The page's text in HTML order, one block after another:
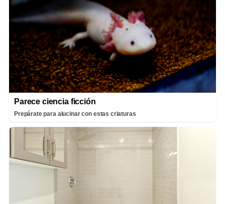
Parece ciencia ficción
Prepárate para alucinar con estas criaturas